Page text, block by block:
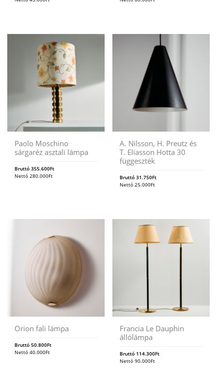
Paolo Moschino
sárgaréz asztali lámpa
Bruttó 355.600Ft
Nettó 280.000Ft
A. Nilsson, H. Preutz és
T. Eliasson Hotta 30
függeszték
Bruttó31.750Ft
Nettó25.000Ft
Orion fali lámpa
Bruttó 50.800Ft
Nettó 40.000Ft
Francia Le Dauphin
állólámpa
Bruttó 114.300Ft
Nettó90.000Ft